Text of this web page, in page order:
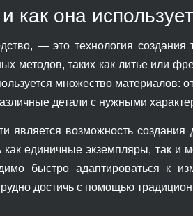
как она
— это технология
методов, таких как литье или
множество материалов:
детали с нужными
является возможность
единичные экземпляры, так и
быстро адаптироваться к
достичь с помощью